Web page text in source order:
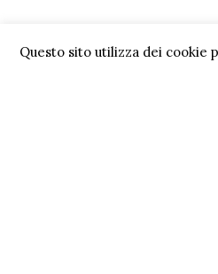
Questo sito utilizza dei cookie